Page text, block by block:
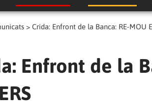
> Crida: Enfront de la Banca: RE-MOU
Enfront de la